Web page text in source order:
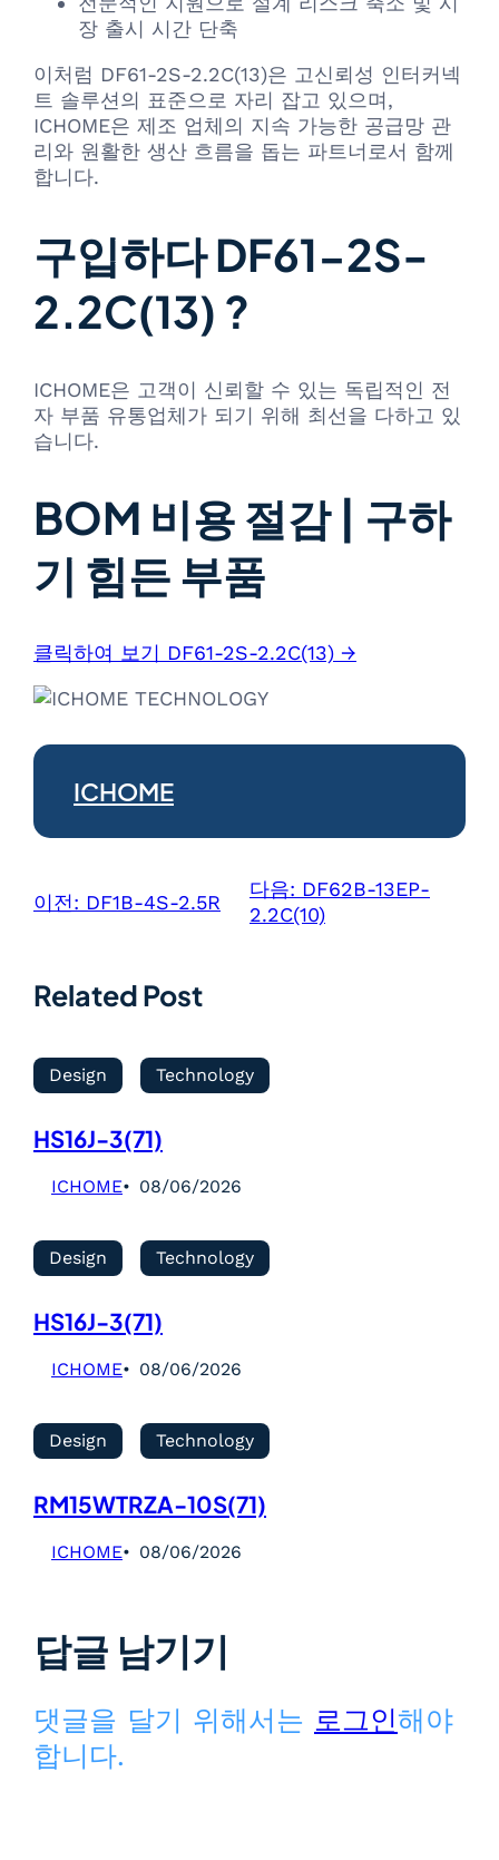
장 출시 시간 단축
이처럼 DF61-2S-2.2C(13)은 고신뢰성 인터커넥
트 솔루션의 표준으로 자리 잡고 있으며,
ICHOME은 제조 업체의 지속 가능한 공급망 관
리와 원활한 생산 흐름을 돕는 파트너로서 함께
합니다.
구입하다 DF61-2S-
2.2C(13) ?
ICHOME은 고객이 신뢰할 수 있는 독립적인 전
자 부품 유통업체가 되기 위해 최선을 다하고 있
습니다.
BOM 비용 절감 | 구하
기 힘든 부품
클릭하여 보기 DF61-2S-2.2C(13) →
ICHOME
이전: DF1B-4S-2.5R
다음: DF62B-13EP-
2.2C(10)
Related Post
Design Technology
HS16J-3(71)
ICHOME 08/06/2026
Design Technology
HS16J-3(71)
ICHOME 08/06/2026
Design Technology
RM15WTRZA-10S(71)
ICHOME 08/06/2026
답글 남기기
댓글을 달기 위해서는 로그인해야
합니다.